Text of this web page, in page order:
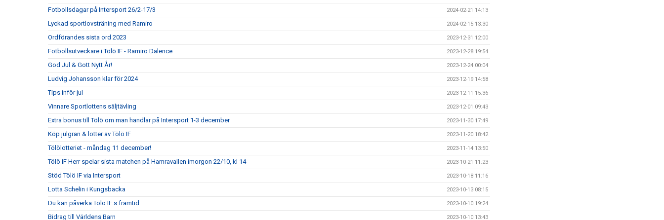
Fotbollsdagar på Intersport 26/2-17/3 2024-02-21 14:13
Lyckad sportlovsträning med Ramiro 2024-02-15 13:30
Ordförandes sista ord 2023 2023-12-31 12:00
Fotbollsutveckare i Tölö IF - Ramiro Dalence 2023-12-28 19:54
God Jul & Gott Nytt År! 2023-12-24 00:04
Ludvig Johansson klar för 2024 2023-12-19 14:58
Tips inför jul 2023-12-11 15:36
Vinnare Sportlottens säljtävling 2023-12-01 09:43
Extra bonus till Tölö om man handlar på Intersport 1-3 december 2023-11-30 17:49
Köp julgran & lotter av Tölö IF 2023-11-20 18:42
Tölölotteriet - måndag 11 december! 2023-11-14 13:50
Tölö IF Herr spelar sista matchen på Hamravallen imorgon 22/10, kl 14 2023-10-21 11:23
Stöd Tölö IF via Intersport 2023-10-18 11:16
Lotta Schelin i Kungsbacka 2023-10-13 08:15
Du kan påverka Tölö IF:s framtid 2023-10-10 19:24
Bidrag till Världens Barn 2023-10-10 13:43